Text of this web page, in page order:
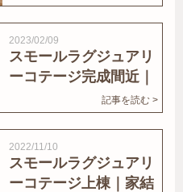
2023/02/09
スモールラグジュアリ
ーコテージ完成間近｜
記事を読む >
2022/11/10
スモールラグジュアリ
ーコテージ上棟｜家結